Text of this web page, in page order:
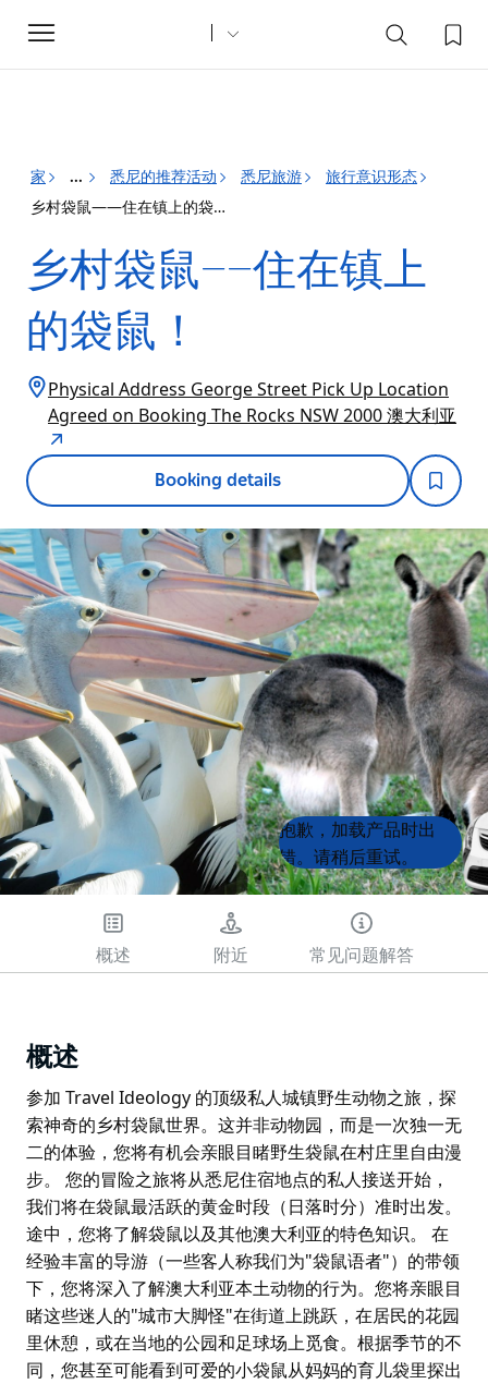
Toggle
navigation
家 ... 悉尼的推荐活动 悉尼旅游
旅行意识形态
乡村袋鼠——住在镇上的袋鼠！
乡村袋鼠——住在镇上
的袋鼠！
Physical Address George Street Pick Up Location
Agreed on Booking The Rocks NSW 2000 澳大利亚
Booking details
Product
List
Product
List
抱歉，加载产品时出
错。请稍后重试。
概述 附近 常见问题解答
概述
参加 Travel Ideology 的顶级私人城镇野生动物之旅，探
索神奇的乡村袋鼠世界。这并非动物园，而是一次独一无
二的体验，您将有机会亲眼目睹野生袋鼠在村庄里自由漫
步。 您的冒险之旅将从悉尼住宿地点的私人接送开始，
我们将在袋鼠最活跃的黄金时段（日落时分）准时出发。
途中，您将了解袋鼠以及其他澳大利亚的特色知识。 在
经验丰富的导游（一些客人称我们为"袋鼠语者"）的带领
下，您将深入了解澳大利亚本土动物的行为。您将亲眼目
睹这些迷人的"城市大脚怪"在街道上跳跃，在居民的花园
里休憩，或在当地的公园和足球场上觅食。根据季节的不
同，您甚至可能看到可爱的小袋鼠从妈妈的育儿袋里探出